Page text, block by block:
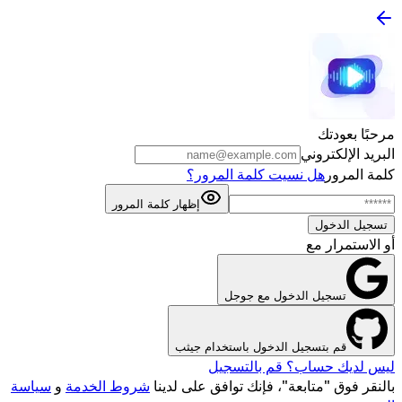
مرحبًا بعودتك
البريد الإلكتروني
كلمة المرور هل نسيت كلمة المرور؟
إظهار كلمة المرور
تسجيل الدخول
أو الاستمرار مع
تسجيل الدخول مع جوجل
قم بتسجيل الدخول باستخدام جيثب
ليس لديك حساب؟ قم بالتسجيل
بالنقر فوق "متابعة"، فإنك توافق على لدينا شروط الخدمة و سياسة